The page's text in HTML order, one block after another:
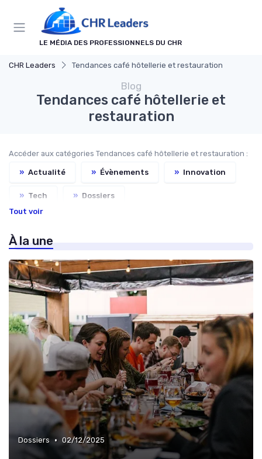
LE MÉDIA DES PROFESSIONNELS DU CHR
CHR Leaders Tendances café hôtellerie et restauration
Blog
Tendances café hôtellerie et
restauration
Accéder aux catégories Tendances café hôtellerie et restauration :
» Actualité » Évènements » Innovation
» Tech » Dossiers
Tout voir
À la une
Dossiers • 02/12/2025
Panneau de gestion des cookies